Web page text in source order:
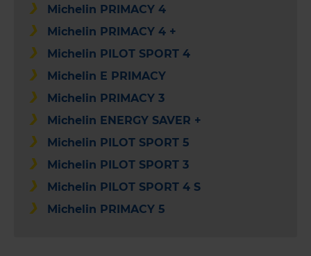
Michelin PRIMACY 4
Michelin PRIMACY 4 +
Michelin PILOT SPORT 4
Michelin E PRIMACY
Michelin PRIMACY 3
Michelin ENERGY SAVER +
Michelin PILOT SPORT 5
Michelin PILOT SPORT 3
Michelin PILOT SPORT 4 S
Michelin PRIMACY 5